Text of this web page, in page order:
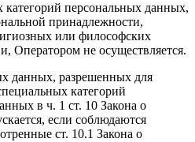
категорий персональных данных,
принадлежности,
или философских
Оператором не осуществляется.
данных, разрешенных для
категорий
в ч. 1 ст. 10 Закона о
если соблюдаются
ст. 10.1 Закона о